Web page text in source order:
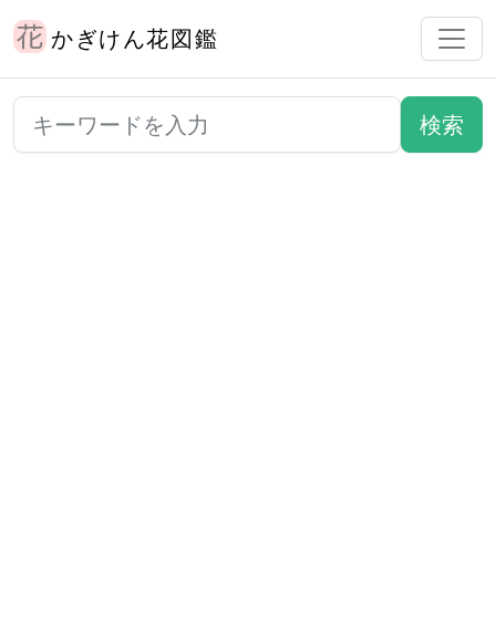
かぎけん花図鑑